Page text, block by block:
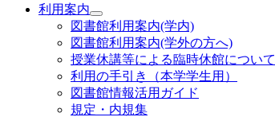
利用案内
図書館利用案内(学内)
図書館利用案内(学外の方へ)
授業休講等による臨時休館について
利用の手引き（本学学生用）
図書館情報活用ガイド
規定・内規集